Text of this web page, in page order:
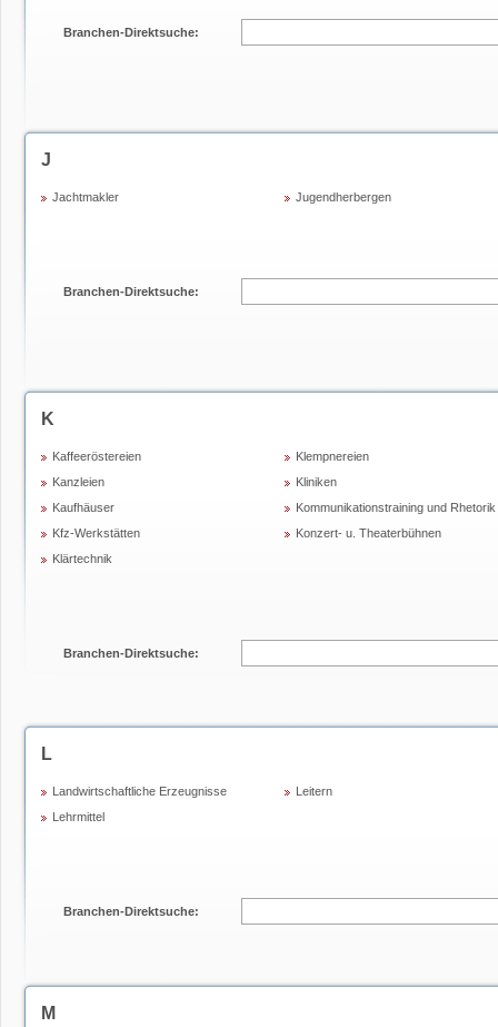
Branchen-Direktsuche:
J
Jachtmakler Jugendherbergen
Branchen-Direktsuche:
K
Kaffeeröstereien
Kanzleien
Kaufhäuser
Kfz-Werkstätten
Klärtechnik
Klempnereien
Kliniken
Kommunikationstraining und Rhetorik
Konzert- u. Theaterbühnen
Branchen-Direktsuche:
L
Landwirtschaftliche Erzeugnisse
Lehrmittel
Leitern
Branchen-Direktsuche:
M